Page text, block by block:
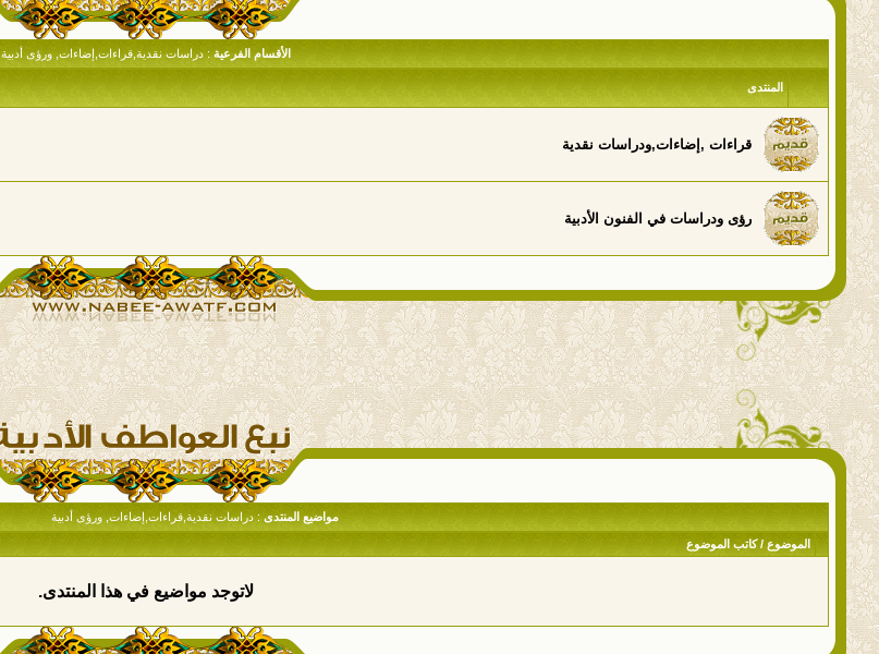
الأقسام الفرعية : دراسات نقدية,قراءات,إضاءات, ورؤى أدبية
المنتدى
قراءات ,إضاءات,ودراسات نقدية
رؤى ودراسات في الفنون الأدبية
مواضيع المنتدى : دراسات نقدية,قراءات,إضاءات, ورؤى أدبية
الموضوع /كاتب الموضوع
لاتوجد مواضيع في هذا المنتدى.